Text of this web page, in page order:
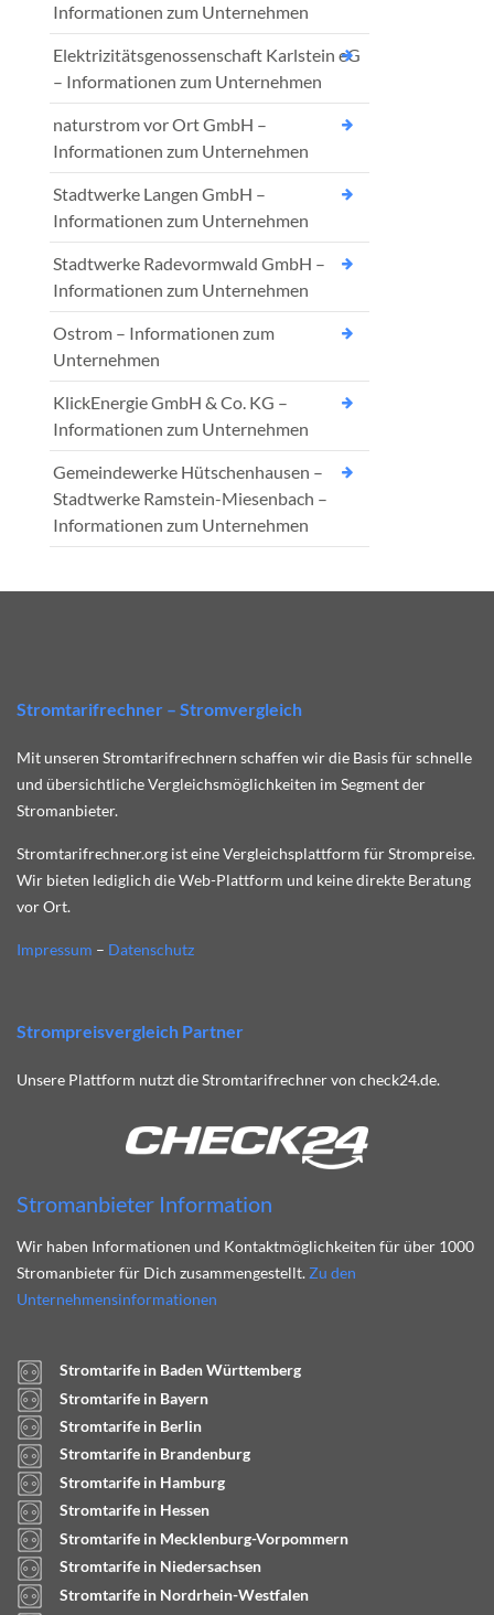
Informationen zum Unternehmen
Elektrizitätsgenossenschaft Karlstein eG
– Informationen zum Unternehmen
naturstrom vor Ort GmbH –
Informationen zum Unternehmen
Stadtwerke Langen GmbH –
Informationen zum Unternehmen
Stadtwerke Radevormwald GmbH –
Informationen zum Unternehmen
Ostrom – Informationen zum
Unternehmen
KlickEnergie GmbH & Co. KG –
Informationen zum Unternehmen
Gemeindewerke Hütschenhausen –
Stadtwerke Ramstein-Miesenbach –
Informationen zum Unternehmen
Stromtarifrechner – Stromvergleich
Mit unseren Stromtarifrechnern schaffen wir die Basis für schnelle
und übersichtliche Vergleichsmöglichkeiten im Segment der
Stromanbieter.
Stromtarifrechner.org ist eine Vergleichsplattform für Strompreise.
Wir bieten lediglich die Web-Plattform und keine direkte Beratung
vor Ort.
Impressum – Datenschutz
Strompreisvergleich Partner
Unsere Plattform nutzt die Stromtarifrechner von check24.de.
Stromanbieter Information
Wir haben Informationen und Kontaktmöglichkeiten für über 1000
Stromanbieter für Dich zusammengestellt. Zu den
Unternehmensinformationen
Stromtarife in Baden Württemberg
Stromtarife in Bayern
Stromtarife in Berlin
Stromtarife in Brandenburg
Stromtarife in Hamburg
Stromtarife in Hessen
Stromtarife in Mecklenburg-Vorpommern
Stromtarife in Niedersachsen
Stromtarife in Nordrhein-Westfalen